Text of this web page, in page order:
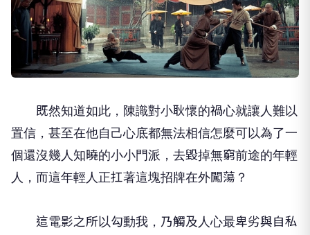
既然知道如此，陳識對小耿懷的禍心就讓人難以
置信，甚至在他自己心底都無法相信怎麼可以為了一
個還沒幾人知曉的小小門派，去毀掉無窮前途的年輕
人，而這年輕人正扛著這塊招牌在外闖蕩？
這電影之所以勾動我，乃觸及人心最卑劣與自私